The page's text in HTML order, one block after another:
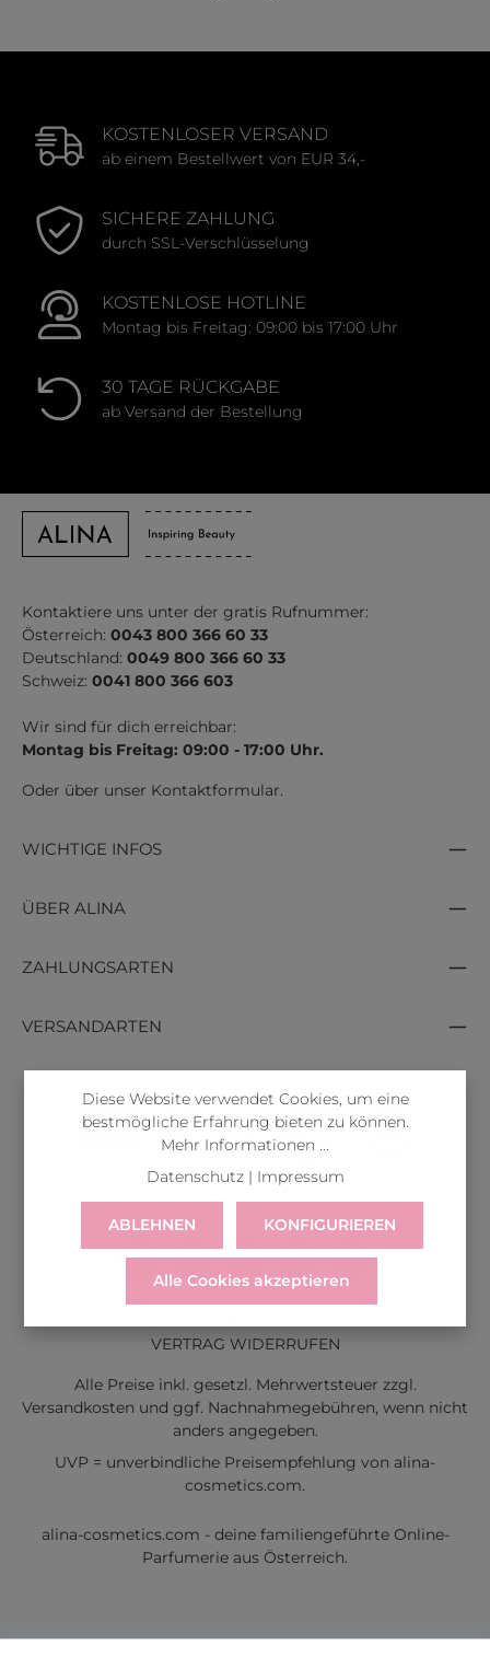
KOSTENLOSER VERSAND
ab einem Bestellwert von EUR 34,-
SICHERE ZAHLUNG
durch SSL-Verschlüsselung
KOSTENLOSE HOTLINE
Montag bis Freitag: 09:00 bis 17:00 Uhr
30 TAGE RÜCKGABE
ab Versand der Bestellung
Kontaktiere uns unter der gratis Rufnummer:
Österreich: 0043 800 366 60 33
Deutschland: 0049 800 366 60 33
Schweiz: 0041 800 366 603
Wir sind für dich erreichbar:
Montag bis Freitag: 09:00 - 17:00 Uhr.
Oder über unser Kontaktformular.
WICHTIGE INFOS
ÜBER ALINA
ZAHLUNGSARTEN
VERSANDARTEN
VERTRAG WIDERRUFEN
Alle Preise inkl. gesetzl. Mehrwertsteuer zzgl.
Versandkosten und ggf. Nachnahmegebühren, wenn nicht
anders angegeben.
UVP = unverbindliche Preisempfehlung von alina-
cosmetics.com.
alina-cosmetics.com - deine familiengeführte Online-
Parfumerie aus Österreich.
Diese Website verwendet Cookies, um eine
bestmögliche Erfahrung bieten zu können.
Mehr Informationen ...
Datenschutz| Impressum
ABLEHNEN KONFIGURIEREN
Alle Cookies akzeptieren